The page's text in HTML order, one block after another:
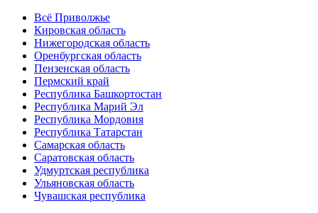
Всё Приволжье
Кировская область
Нижегородская область
Оренбургская область
Пензенская область
Пермский край
Республика Башкортостан
Республика Марий Эл
Республика Мордовия
Республика Татарстан
Самарская область
Саратовская область
Удмуртская республика
Ульяновская область
Чувашская республика